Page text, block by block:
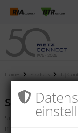
Home Produits
Single Pair
Single Pair Ethernet
moderne qui vise à